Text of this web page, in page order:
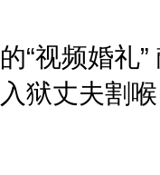
的“视频婚礼
入狱丈夫割喉